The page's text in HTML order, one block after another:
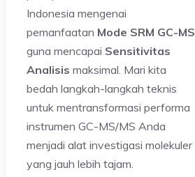
Indonesia mengenai
pemanfaatan Mode SRM GC-MS
guna mencapai Sensitivitas
Analisis maksimal. Mari kita
bedah langkah-langkah teknis
untuk mentransformasi performa
instrumen GC-MS/MS Anda
menjadi alat investigasi molekuler
yang jauh lebih tajam.